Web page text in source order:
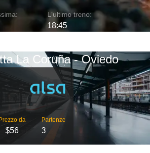
L'ultimo treno:
18:45
La Coruña - Oviedo
Prezzo da
$56
Partenze
3